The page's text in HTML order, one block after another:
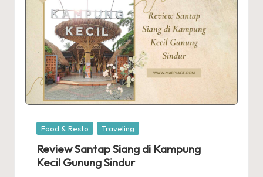
Posted
Food & Resto Traveling
Review Santap Siang di Kampung
Kecil Gunung Sindur